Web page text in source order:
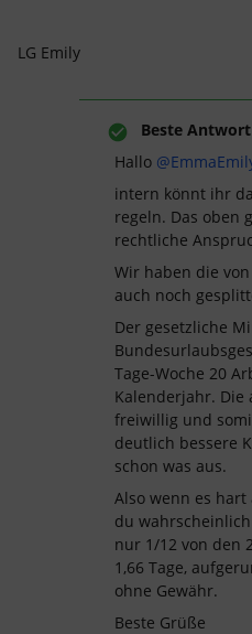
LG Emily
Beste
Hallo ​
intern könnt ihr
regeln. Das oben
rechtliche
Wir haben die
auch noch
Der gesetzliche
Tage-Woche 20
Kalenderjahr. Die
freiwillig und
deutlich bessere
schon was aus.
Also wenn es
du
nur 1/12 von den
1,66 Tage,
ohne Gewähr.
Beste Grüße